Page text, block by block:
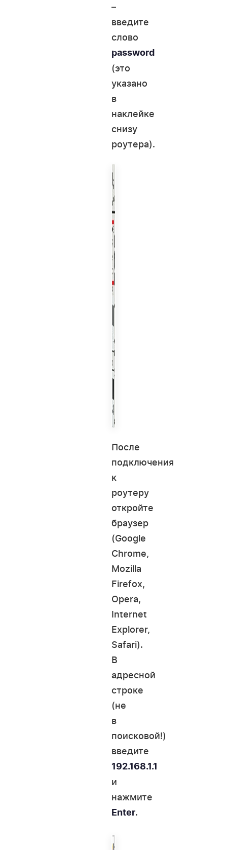
–
введите
слово
password
(это
указано
в
наклейке
снизу
роутера).
После
подключения
к
роутеру
откройте
браузер
(Google
Chrome,
Mozilla
Firefox,
Opera,
Internet
Explorer,
Safari).
В
адресной
строке
(не
в
поисковой!)
введите
192.168.1.1
и
нажмите
Enter.